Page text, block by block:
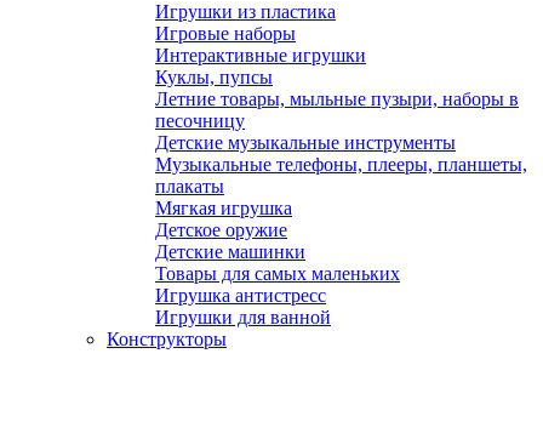
Игрушки из пластика
Игровые наборы
Интерактивные игрушки
Куклы, пупсы
Летние товары, мыльные пузыри, наборы в
песочницу
Детские музыкальные инструменты
Музыкальные телефоны, плееры, планшеты,
плакаты
Мягкая игрушка
Детское оружие
Детские машинки
Товары для самых маленьких
Игрушка антистресс
Игрушки для ванной
Конструкторы